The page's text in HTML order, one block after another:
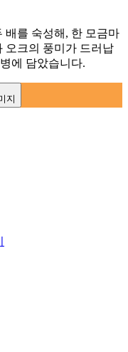
배를 숙성해, 한 모금마
오크의 풍미가 드러납
에 담았습니다.
지